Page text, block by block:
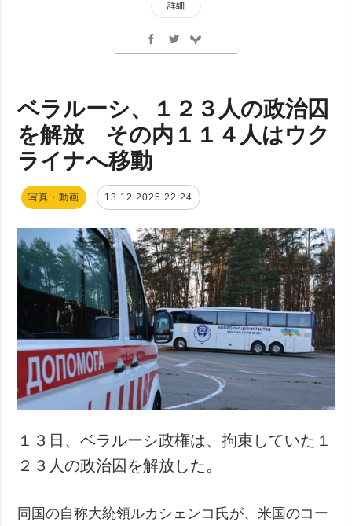
詳細
ベラルーシ、１２３人の政治囚
を解放 その内１１４人はウク
ライナへ移動
写真・動画 13.12.2025 22:24
１３日、ベラルーシ政権は、拘束していた１
２３人の政治囚を解放した。
同国の自称大統領ルカシェンコ氏が、米国のコー